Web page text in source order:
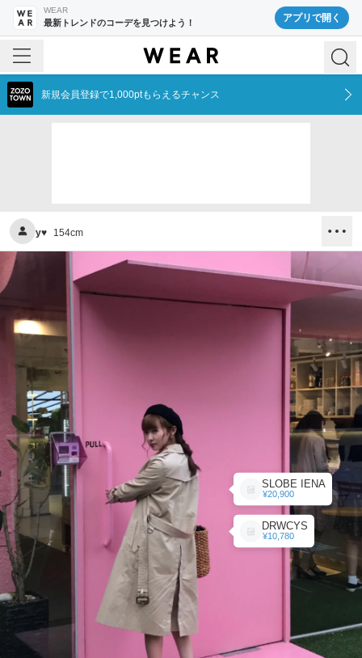
WEAR
最新トレンドのコーデを見つけよう！ アプリで開く
新規会員登録で1,000ptもらえるチャンス
y♥︎ 154cm
SLOBE IENA
¥20,900
DRWCYS
¥10,780